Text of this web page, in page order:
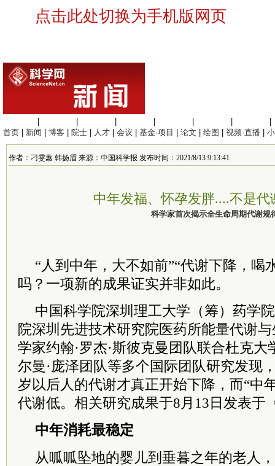
点击此处切换为手机版网页
首页
新闻 博客 院士 人才 会议 基金·项目 论文 绘图 视频·直播
作者：刁雯蕙 韩扬眉 来源：中国科学报 发布时间：2021/8/13 9:13:41
中年发福、怀孕发胖....不是代
科学家首次揭示全生命周期代谢规
“人到中年，大不如前”“代谢下降，喝
吗？一项新的成果证实并非如此。
中国科学院深圳理工大学（筹）药学
院深圳先进技术研究院医药所能量代谢
学家约翰·罗杰·斯彼克曼团队联合杜克
尔曼·庞泽团队等多个国际团队研究发现
岁以后人的代谢才真正开始下降，而“中
代谢低。相关研究成果于8月13日发表于
中年消耗最稳定
从呱呱坠地的婴儿到垂暮之年的老人